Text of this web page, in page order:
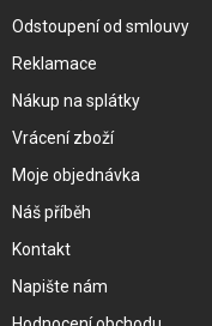
Odstoupení od smlouvy
Reklamace
Nákup na splátky
Vrácení zboží
Moje objednávka
Náš příběh
Kontakt
Napište nám